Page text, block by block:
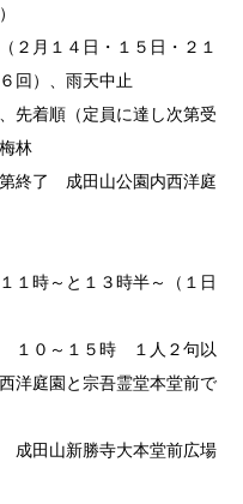
２月１４日・１５日・２１
回）、雨天中止
先着順（定員に達し次第受
林
終了 成田山公園内西洋庭
１時～と１３時半～（１日
１０～１５時 １人２句以
洋庭園と宗吾霊堂本堂前で
田山新勝寺大本堂前広場